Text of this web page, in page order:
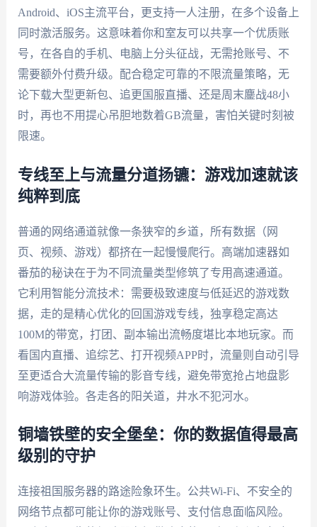
Android、iOS主流平台，更支持一人注册，在多个设备上
同时激活服务。这意味着你和室友可以共享一个优质账
号，在各自的手机、电脑上分头征战，无需抢账号、不
需要额外付费升级。配合稳定可靠的不限流量策略，无
论下载大型更新包、追更国服直播、还是周末鏖战48小
时，再也不用提心吊胆地数着GB流量，害怕关键时刻被
限速。
专线至上与流量分道扬镳：游戏加速就该
纯粹到底
普通的网络通道就像一条狭窄的乡道，所有数据（网
页、视频、游戏）都挤在一起慢慢爬行。高端加速器如
番茄的秘诀在于为不同流量类型修筑了专用高速通道。
它利用智能分流技术：需要极致速度与低延迟的游戏数
据，走的是精心优化的回国游戏专线，独享稳定高达
100M的带宽，打团、副本输出流畅度堪比本地玩家。而
看国内直播、追综艺、打开视频APP时，流量则自动引导
至更适合大流量传输的影音专线，避免带宽抢占地盘影
响游戏体验。各走各的阳关道，井水不犯河水。
铜墙铁壁的安全堡垒：你的数据值得最高
级别的守护
连接祖国服务器的路途险象环生。公共Wi-Fi、不安全的
网络节点都可能让你的游戏账号、支付信息面临风险。